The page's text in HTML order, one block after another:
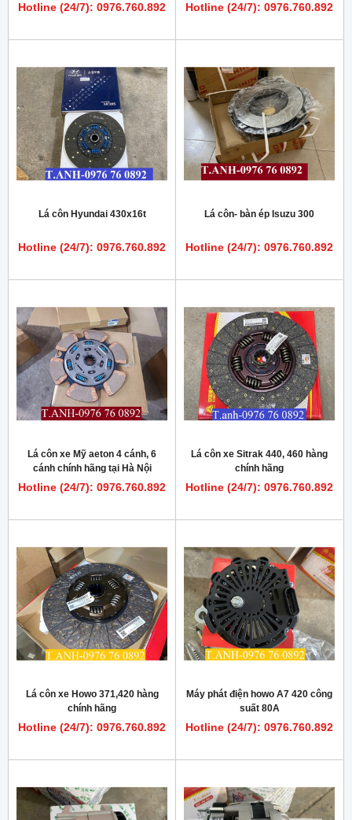
Hotline (24/7): 0976.760.892 Hotline (24/7): 0976.760.892
Lá côn Hyundai 430x16t
Hotline (24/7): 0976.760.892
Lá côn- bàn ép Isuzu 300
Hotline (24/7): 0976.760.892
Lá côn xe Mỹ aeton 4 cánh, 6
cánh chính hãng tại Hà Nội
Hotline (24/7): 0976.760.892
Lá côn xe Sitrak 440, 460 hàng
chính hãng
Hotline (24/7): 0976.760.892
Lá côn xe Howo 371,420 hàng
chính hãng
Hotline (24/7): 0976.760.892
Máy phát điện howo A7 420 công
suất 80A
Hotline (24/7): 0976.760.892